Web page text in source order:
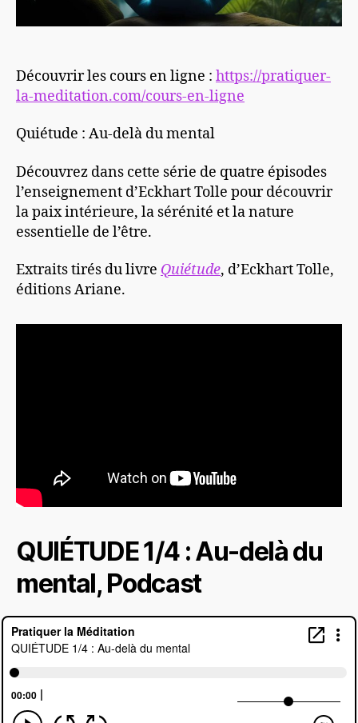
Découvrir les cours en ligne : https://pratiquer-
la-meditation.com/cours-en-ligne
Quiétude : Au-delà du mental
Découvrez dans cette série de quatre épisodes
l’enseignement d’Eckhart Tolle pour découvrir
la paix intérieure, la sérénité et la nature
essentielle de l’être.
Extraits tirés du livre Quiétude, d’Eckhart Tolle,
éditions Ariane.
QUIÉTUDE 1/4 : Au-delà du
mental, Podcast